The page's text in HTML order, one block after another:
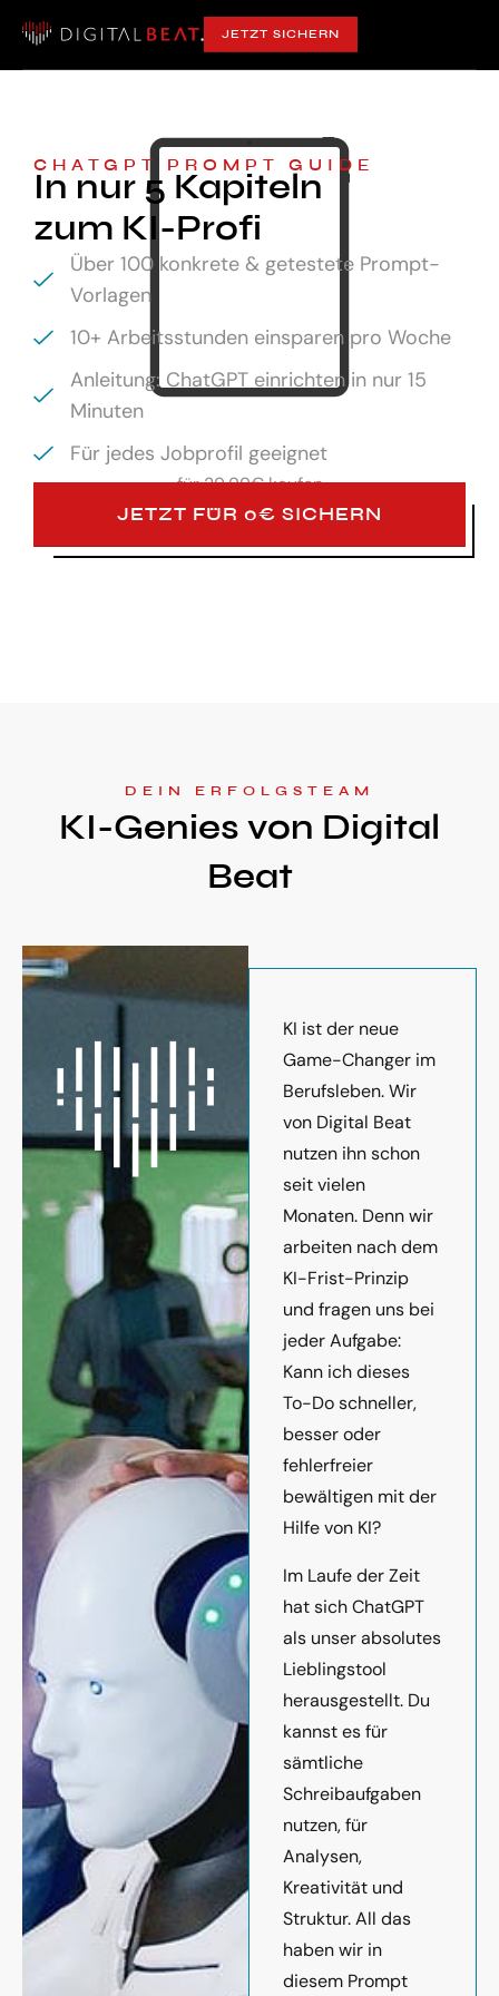
JETZT SICHERN
CHATGPT PROMPT GUIDE
In nur 5 Kapiteln
zum KI-Profi
Über 100 konkrete & getestete Prompt-
Vorlagen
10+ Arbeitsstunden einsparen pro Woche
Anleitung: ChatGPT einrichten in nur 15
Minuten
Für jedes Jobprofil geeignet
für29,99€ kaufen
JETZT FÜR 0€ SICHERN
DEIN ERFOLGSTEAM
KI-Genies von Digital
Beat
KI ist der neue
Game-Changer im
Berufsleben. Wir
von Digital Beat
nutzen ihn schon
seit vielen
Monaten. Denn wir
arbeiten nach dem
KI-Frist-Prinzip
und fragen uns bei
jeder Aufgabe:
Kann ich dieses
To-Do schneller,
besser oder
fehlerfreier
bewältigen mit der
Hilfe von KI?
Im Laufe der Zeit
hat sich ChatGPT
als unser absolutes
Lieblingstool
herausgestellt. Du
kannst es für
sämtliche
Schreibaufgaben
nutzen, für
Analysen,
Kreativität und
Struktur. All das
haben wir in
diesem Prompt